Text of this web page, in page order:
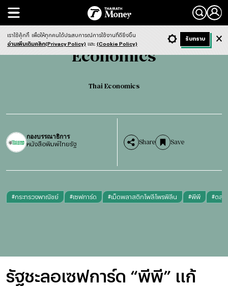
Search
Economics Thai Economics
Economics
Thai Economics
กองบรรณาธิการ
หนังสือพิมพ์ไทยรัฐ Share Save
#กระทรวงพาณิชย์ #เซฟการ์ด #เม็ดพลาสติกโพลีโพรพิลีน #พีพี #ตลา
รัฐชะลอเซฟการ์ด “พีพี” แก้
- ก + ก Dark ฟังข่าว
เราใช้คุ้กกี้ เพื่อให้ทุกคนได้ประสบการณ์การใช้งานที่ดียิ่งขึ้น
อ่านเพิ่มเติมคลิก(Privacy Policy) และ (Cookie Policy)
รับทราบ